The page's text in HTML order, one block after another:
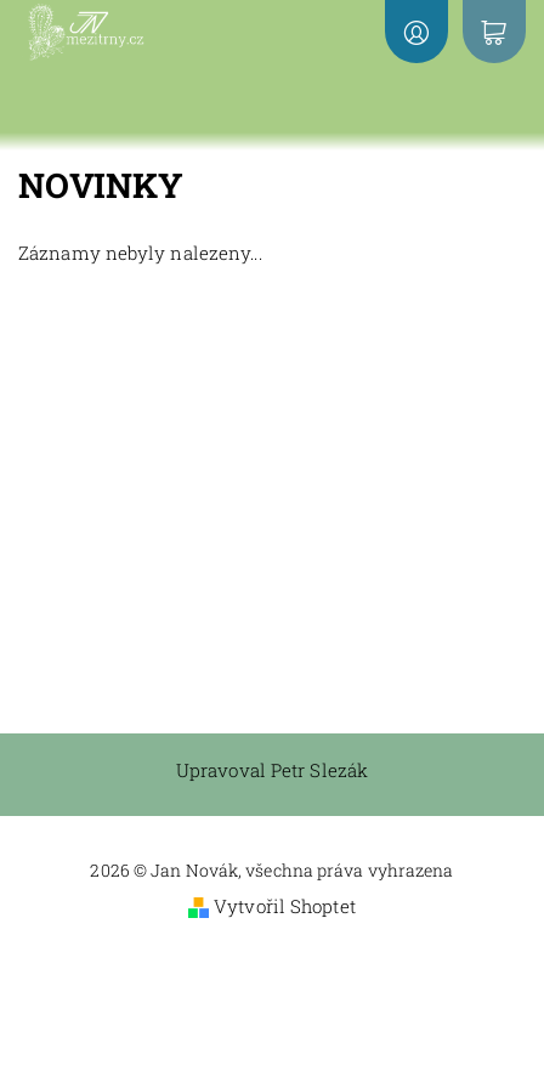
NOVINKY
Záznamy nebyly nalezeny...
Upravoval Petr Slezák
2026 © Jan Novák, všechna práva vyhrazena
Vytvořil Shoptet